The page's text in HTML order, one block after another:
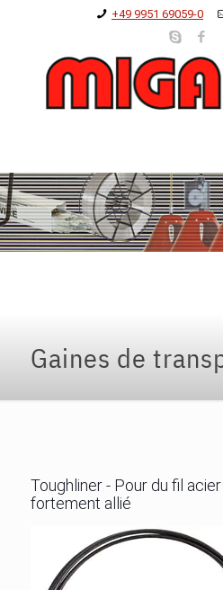
+49 9951 69059-0
Gaines de
Toughliner - Pour du fil
fortement allié